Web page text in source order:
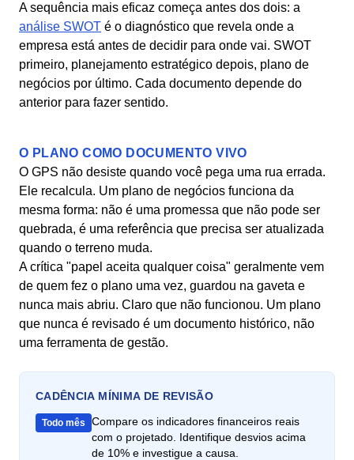
A sequência mais eficaz começa antes dos dois: a
análise SWOT é o diagnóstico que revela onde a
empresa está antes de decidir para onde vai. SWOT
primeiro, planejamento estratégico depois, plano de
negócios por último. Cada documento depende do
anterior para fazer sentido.
O PLANO COMO DOCUMENTO VIVO
O GPS não desiste quando você pega uma rua errada.
Ele recalcula. Um plano de negócios funciona da
mesma forma: não é uma promessa que não pode ser
quebrada, é uma referência que precisa ser atualizada
quando o terreno muda.
A crítica "papel aceita qualquer coisa" geralmente vem
de quem fez o plano uma vez, guardou na gaveta e
nunca mais abriu. Claro que não funcionou. Um plano
que nunca é revisado é um documento histórico, não
uma ferramenta de gestão.
CADÊNCIA MÍNIMA DE REVISÃO
Todo mês
Compare os indicadores financeiros reais
com o projetado. Identifique desvios acima
de 10% e investigue a causa.